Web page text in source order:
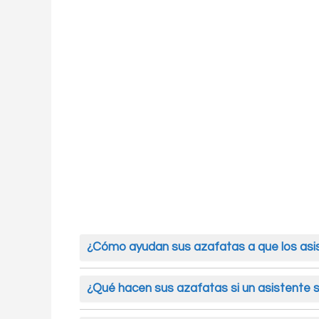
¿Cómo ayudan sus azafatas a que los
Nuestras azafatas reciben a cada
explican dónde están las áreas
¿Qué hacen sus azafatas si un asistente
Ellas guían a la persona hasta la sala